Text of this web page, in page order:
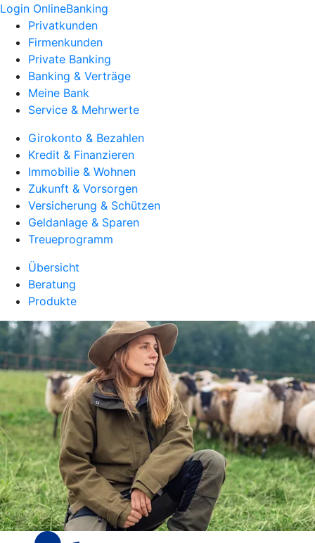
Login OnlineBanking
Privatkunden
Firmenkunden
Private Banking
Banking & Verträge
Meine Bank
Service & Mehrwerte
Girokonto & Bezahlen
Kredit & Finanzieren
Immobilie & Wohnen
Zukunft & Vorsorgen
Versicherung & Schützen
Geldanlage & Sparen
Treueprogramm
Übersicht
Beratung
Produkte